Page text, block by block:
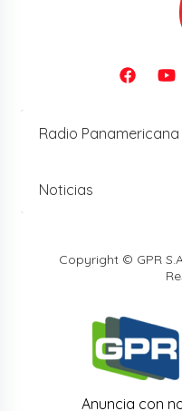
Radio Panamericana
Noticias
Copyright © GPR
Anuncia con